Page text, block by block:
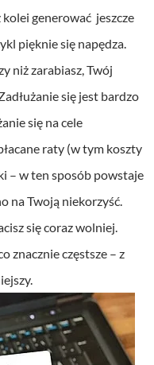
generować jeszcze
pięknie się napędza.
niż zarabiasz, Twój
się jest bardzo
się na cele
raty (w tym koszty
– w ten sposób powstaje
na Twoją niekorzyść.
się coraz wolniej.
znacznie częstsze – z